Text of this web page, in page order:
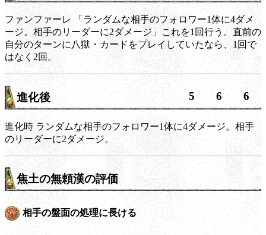
ファンファーレ
「ランダムな相手のフォロワー1体に4ダメ
ージ。相手のリーダーに2ダメージ」これを1回行う。直前の
自分のターンに八獄・カードをプレイしていたなら、1回で
はなく2回。
進化後 5 6 6
進化時 ランダムな相手のフォロワー1体に4ダメージ。相手
のリーダーに2ダメージ。
焦土の無頼漢の評価
相手の盤面の処理に長ける